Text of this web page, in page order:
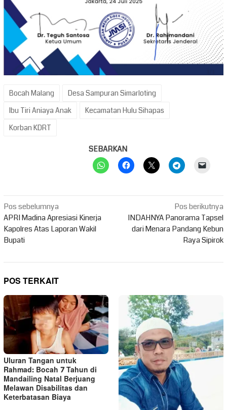
Bocah Malang
Desa Sampuran Simarloting
Ibu Tiri Aniaya Anak
Kecamatan Hulu Sihapas
Korban KDRT
SEBARKAN
Navigasi
pos
Pos sebelumnya
APRI Madina Apresiasi Kinerja
Kapolres Atas Laporan Wakil
Bupati
Pos berikutnya
INDAHNYA Panorama Tapsel
dari Menara Pandang Kebun
Raya Sipirok
POS TERKAIT
Uluran Tangan untuk
Rahmad: Bocah 7 Tahun di
Mandailing Natal Berjuang
Melawan Disabilitas dan
Keterbatasan Biaya